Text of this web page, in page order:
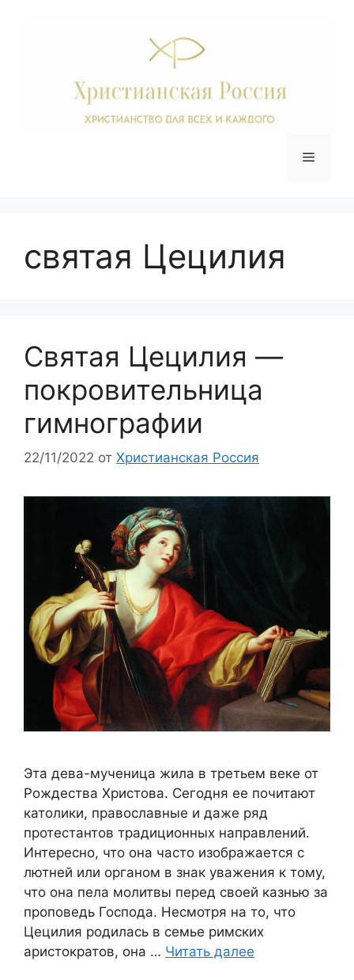
Меню
святая Цецилия
Святая Цецилия —
покровительница
гимнографии
22/11/2022 от Христианская Россия
Эта дева-мученица жила в третьем веке от
Рождества Христова. Сегодня ее почитают
католики, православные и даже ряд
протестантов традиционных направлений.
Интересно, что она часто изображается с
лютней или органом в знак уважения к тому,
что она пела молитвы перед своей казнью за
проповедь Господа. Несмотря на то, что
Цецилия родилась в семье римских
аристократов, она … Читать далее